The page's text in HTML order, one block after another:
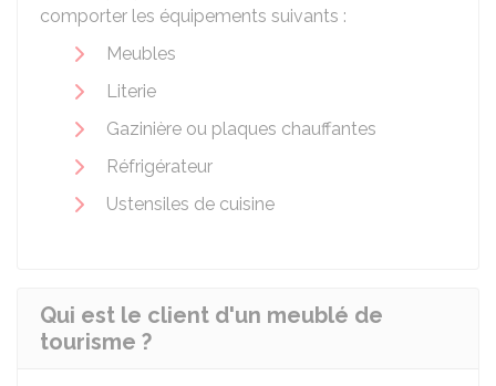
comporter les équipements suivants :
Meubles
Literie
Gazinière ou plaques chauffantes
Réfrigérateur
Ustensiles de cuisine
Qui est le client d'un meublé de
tourisme ?